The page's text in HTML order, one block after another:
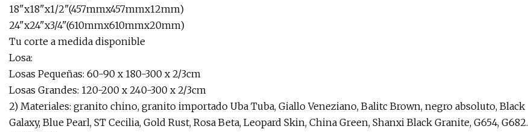
18"x18"x1/2"(457mmx457mmx12mm)
24"x24"x3/4"(610mmx610mmx20mm)
Tu corte a medida disponible
Losa:
Losas Pequeñas: 60-90 x 180-300 x 2/3cm
Losas Grandes: 120-200 x 240-300 x 2/3cm
2) Materiales: granito chino, granito importado Uba Tuba, Giallo Veneziano, Balitc Brown, negro absoluto, Black
Galaxy, Blue Pearl, ST Cecilia, Gold Rust, Rosa Beta, Leopard Skin, China Green, Shanxi Black Granite, G654, G682.